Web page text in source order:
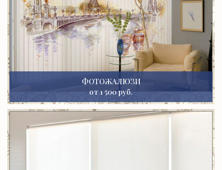
ФОТОЖАЛЮЗИ
от 1 500 руб.